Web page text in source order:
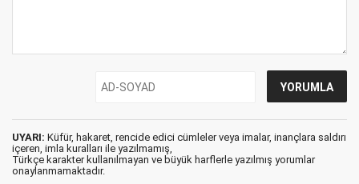
UYARI: Küfür, hakaret, rencide edici cümleler veya imalar, inançlara saldırı
içeren, imla kuralları ile yazılmamış,
Türkçe karakter kullanılmayan ve büyük harflerle yazılmış yorumlar
onaylanmamaktadır.